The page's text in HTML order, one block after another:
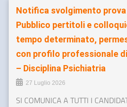
Notifica svolgimento
Pubblico pertitoli e
tempo determinato,
con profilo professionale
– Disciplina Psichiatria
27 Luglio 2026
SI COMUNICA A TUTTI I